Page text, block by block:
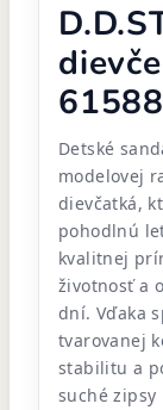
Detské
modelovej
dievčatká,
pohodlnú
kvalitnej
životnosť a
dní. Vďaka
tvarovanej
stabilitu a
suché